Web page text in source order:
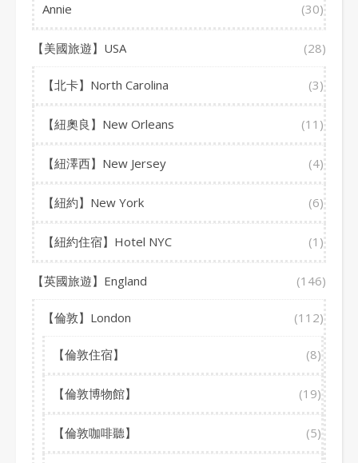
Annie (30)
【美國旅遊】USA (28)
【北卡】North Carolina (3)
【紐奧良】New Orleans (11)
【紐澤西】New Jersey (4)
【紐約】New York (6)
【紐約住宿】Hotel NYC (1)
【英國旅遊】England (146)
【倫敦】London (112)
【倫敦住宿】 (8)
【倫敦博物館】 (19)
【倫敦咖啡聽】 (5)